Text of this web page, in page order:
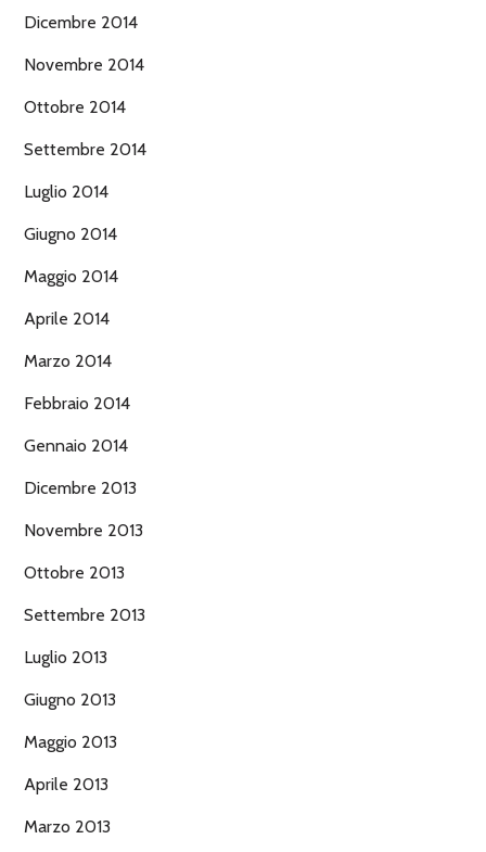
Dicembre 2014
Novembre 2014
Ottobre 2014
Settembre 2014
Luglio 2014
Giugno 2014
Maggio 2014
Aprile 2014
Marzo 2014
Febbraio 2014
Gennaio 2014
Dicembre 2013
Novembre 2013
Ottobre 2013
Settembre 2013
Luglio 2013
Giugno 2013
Maggio 2013
Aprile 2013
Marzo 2013